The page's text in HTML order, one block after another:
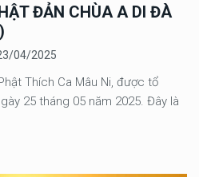
ĐẢN CHÙA A DI ĐÀ
04/2025
Thích Ca Mâu Ni, được tổ
25 tháng 05 năm 2025. Đây là